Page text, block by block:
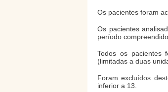
Os pacientes foram
Os pacientes
período
Todos os pacientes
(limitadas a duas
Foram excluídos
inferior a 13.